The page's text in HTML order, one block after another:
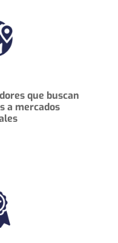
que buscan
a mercados